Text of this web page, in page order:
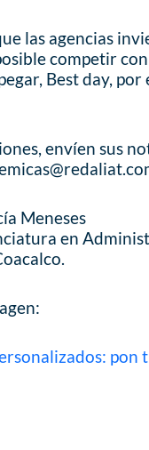
las agencias
competir
Best day,
envíen sus
Meneses
en
pon